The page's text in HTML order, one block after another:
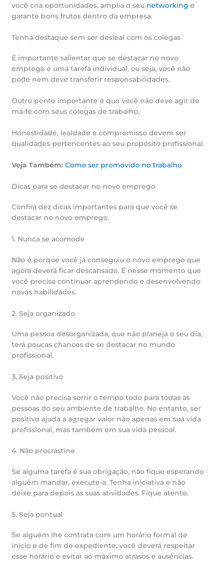
você cria oportunidades, amplia o seu networking e
garante bons frutos dentro da empresa.
Tenha destaque sem ser desleal com os colegas
É importante salientar que se destacar no novo
emprego é uma tarefa individual, ou seja, você não
pode nem deve transferir responsabilidades.
Outro ponto importante é que você não deve agir de
má-fé com seus colegas de trabalho.
Honestidade, lealdade e compromisso devem ser
qualidades pertencentes ao seu propósito profissional.
Veja Também: Como ser promovido no trabalho
Dicas para se destacar no novo emprego
Confira dez dicas importantes para que você se
destacar no novo emprego.
1. Nunca se acomode
Não é porque você já conseguiu o novo emprego que
agora deverá ficar descansado. É nesse momento que
você precisa continuar aprendendo e desenvolvendo
novas habilidades.
2. Seja organizado
Uma pessoa desorganizada, que não planeja o seu dia,
terá poucas chances de se destacar no mundo
profissional.
3. Seja positivo
Você não precisa sorrir o tempo todo para todas as
pessoas do seu ambiente de trabalho. No entanto, ser
positivo ajuda a agregar valor não apenas em sua vida
profissional, mas também em sua vida pessoal.
4. Não procrastine
Se alguma tarefa é sua obrigação, não fique esperando
alguém mandar, execute-a. Tenha iniciativa e não
deixe para depois as suas atividades. Fique atento.
5. Seja pontual
Se alguém lhe contrata com um horário formal de
início e de fim de expediente, você deverá respeitar
esse horário e evitar ao máximo atrasos e ausências.